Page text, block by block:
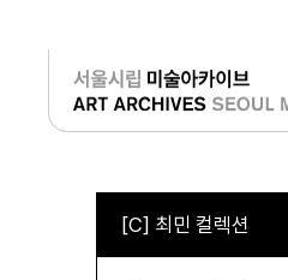
로그인
[C] 최민 컬렉션